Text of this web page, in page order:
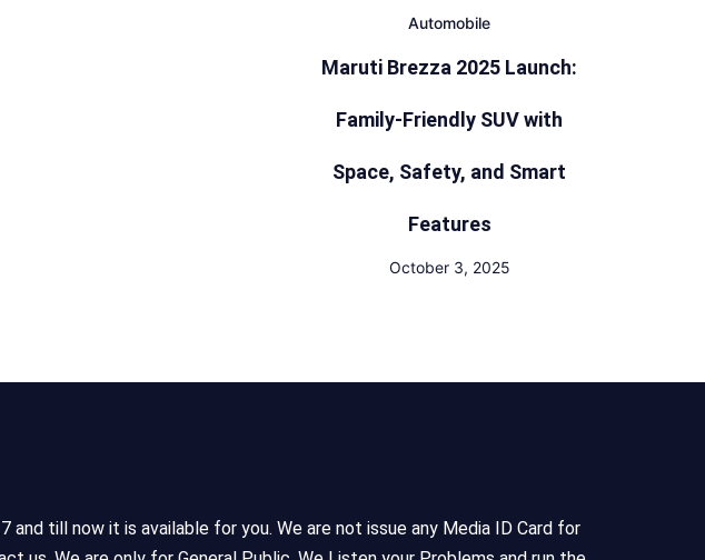
Automobile
Maruti Brezza 2025 Launch:
Family-Friendly SUV with
Space, Safety, and Smart
Features
October 3, 2025
and till now it is available for you. We are not issue any Media ID Card for